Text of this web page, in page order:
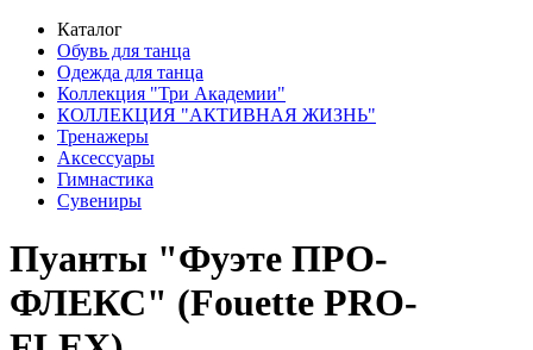
Каталог
Обувь для танца
Одежда для танца
Коллекция "Три Академии"
КОЛЛЕКЦИЯ "АКТИВНАЯ ЖИЗНЬ"
Тренажеры
Аксессуары
Гимнастика
Сувениры
Пуанты "Фуэте ПРО-
ФЛЕКС" (Fouette PRO-